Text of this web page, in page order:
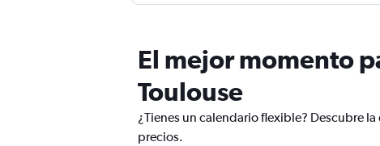
El mejor momento
Toulouse
¿Tienes un calendario flexible? Descubre
precios.